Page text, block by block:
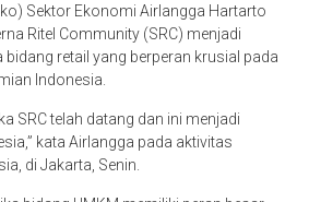
Sektor Ekonomi Airlangga Hartarto
Ritel Community (SRC) menjadi
retail yang berperan krusial pada
Indonesia.
SRC telah datang dan ini menjadi
kata Airlangga pada aktivitas
di Jakarta, Senin.